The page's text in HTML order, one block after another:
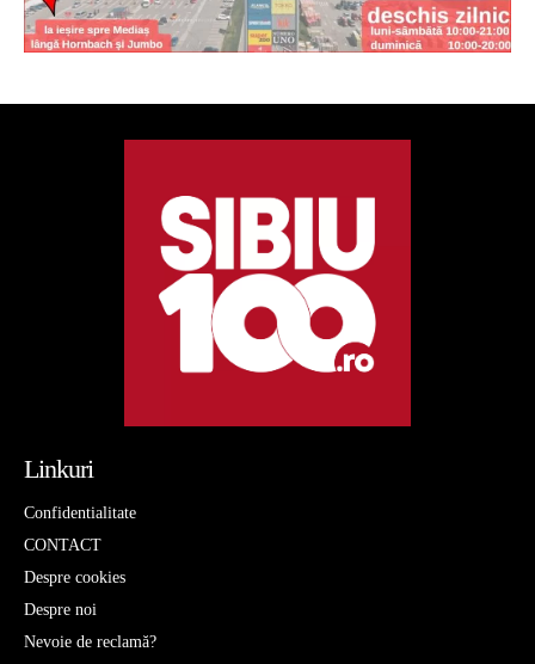
Linkuri
Confidentialitate
CONTACT
Despre cookies
Despre noi
Nevoie de reclamă?